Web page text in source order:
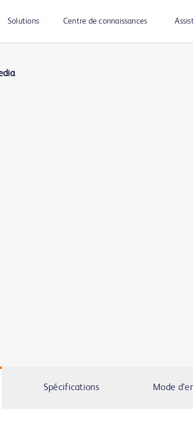
Solutions Centre de connaissances
Spécifications Mode